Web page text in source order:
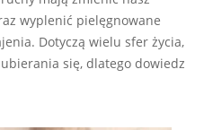
wyplenić pielęgnowane
Dotyczą wielu sfer życia,
się, dlatego dowiedz